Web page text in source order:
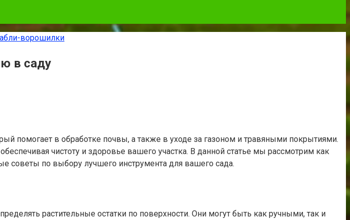
ворошилки
в саду
помогает в обработке почвы, а также в уходе за газоном и травяными покрытиями.
чистоту и здоровье вашего участка. В данной статье мы рассмотрим как
советы по выбору лучшего инструмента для вашего сада.
растительные остатки по поверхности. Они могут быть как ручными, так и